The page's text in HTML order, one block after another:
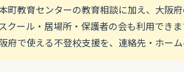
町教育センターの教育相談に加え、大阪
クール・居場所・保護者の会も利用できま
府で使える不登校支援を、連絡先・ホーム